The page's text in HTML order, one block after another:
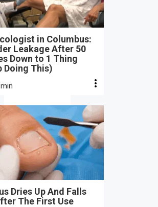
in Columbus:
Leakage After 50
Down to 1 Thing
Doing This)
Dries Up And Falls
The First Use